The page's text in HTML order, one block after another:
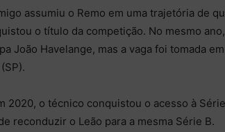
assumiu o Remo em uma trajetória de
o título da competição. No mesmo
João Havelange, mas a vaga foi tomada
2020, o técnico conquistou o acesso à
reconduzir o Leão para a mesma Série B.